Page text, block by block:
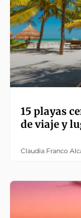
15 playas
de viaje y
Claudia Franco